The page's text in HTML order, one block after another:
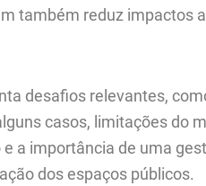
também reduz impactos
desafios relevantes,
casos, limitações do
a importância de uma
dos espaços públicos.